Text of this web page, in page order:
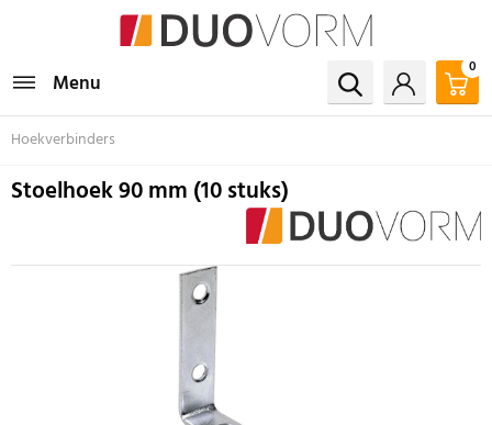
Menu
0
Hoekverbinders
Stoelhoek 90 mm (10 stuks)